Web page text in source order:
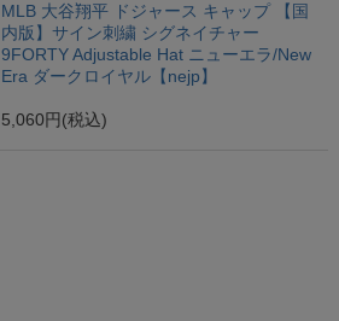
MLB 大谷翔平 ドジャース キャップ 【国
内版】サイン刺繍 シグネイチャー
9FORTY Adjustable Hat ニューエラ/New
Era ダークロイヤル【nejp】
5,060円 (税込)